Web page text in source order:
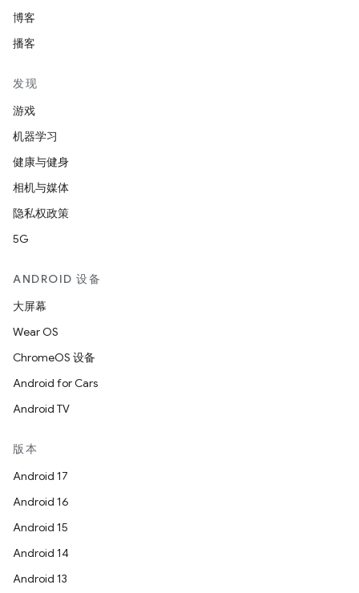
博客
播客
发现
游戏
机器学习
健康与健身
相机与媒体
隐私权政策
5G
ANDROID 设备
大屏幕
Wear OS
ChromeOS 设备
Android for Cars
Android TV
版本
Android 17
Android 16
Android 15
Android 14
Android 13